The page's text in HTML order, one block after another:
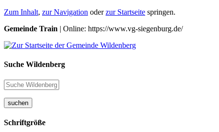
Zum Inhalt, zur Navigation oderzur Startseite springen.
Gemeinde Train | Online: https://www.vg-siegenburg.de/
Suche Wildenberg
suchen
Schriftgröße